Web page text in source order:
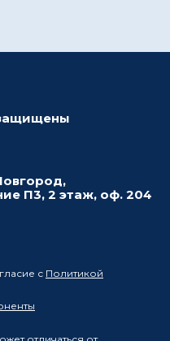
П3, 2 этаж, оф. 204
с Политикой